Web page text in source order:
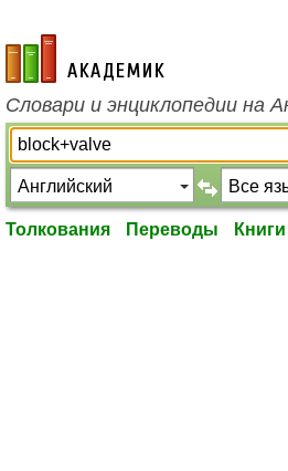
academic.ru
Словари и энциклопедии на
Толкования Переводы Книги